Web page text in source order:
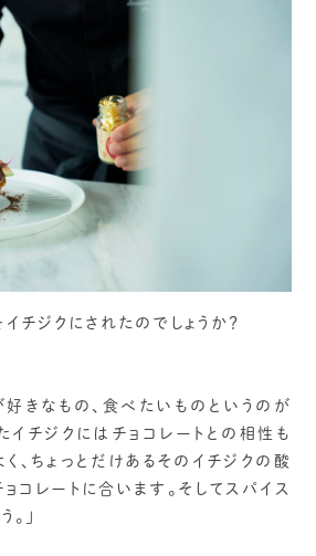
チジクにされたのでしょうか？
好きなもの、食べたいものというのが
イチジクにはチョコレートとの相性も
、ちょっとだけあるそのイチジクの酸
コレートに合います。そしてスパイス
。」